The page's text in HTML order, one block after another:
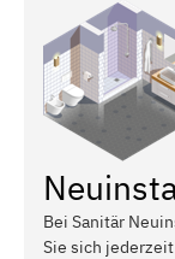
Bei Sanitär
Sie sich